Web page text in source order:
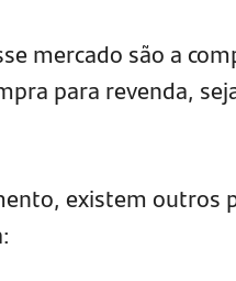
mercado são a
para revenda,
existem outros